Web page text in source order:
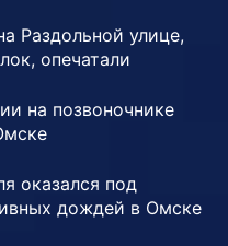
Раздольной улице,
опечатали
на позвоночнике
оказался под
дождей в Омске